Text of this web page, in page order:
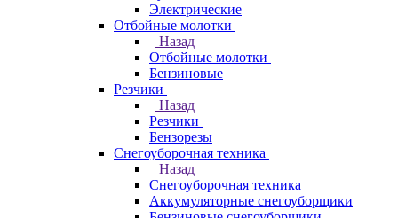
Электрические
Отбойные молотки
Назад
Отбойные молотки
Бензиновые
Резчики
Назад
Резчики
Бензорезы
Снегоуборочная техника
Назад
Снегоуборочная техника
Аккумуляторные снегоуборщики